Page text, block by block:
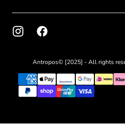
Antropos© [2025] - All rights
{"title"=>"Metodi
pagamento"}